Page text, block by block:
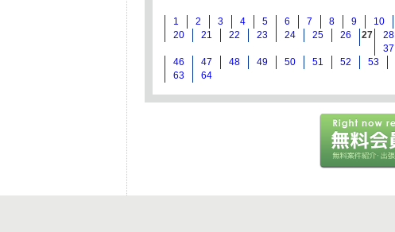
1 2 3 4 5 6 7 8 9 10
20
21 22 23 24 25 26 27 28
37
46
47 48 49 50 51 52 53
63
64